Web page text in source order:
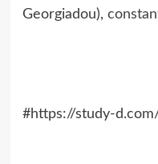
Georgiadou),
#https://study-